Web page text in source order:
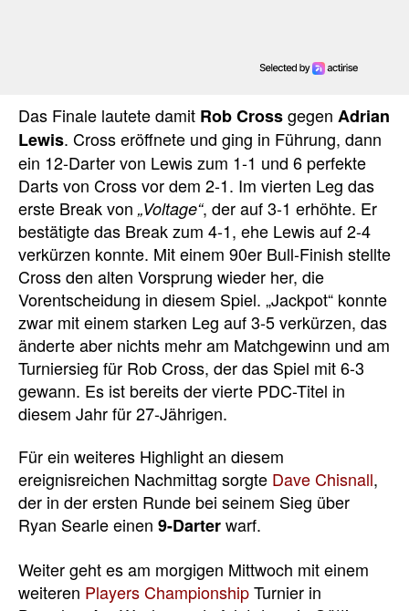
Das Finale lautete damit Rob Crossgegen Adrian
Lewis. Cross eröffnete und ging in Führung, dann
ein 12-Darter von Lewis zum 1-1 und 6 perfekte
Darts von Cross vor dem 2-1. Im vierten Leg das
erste Break von „Voltage“, der auf 3-1 erhöhte. Er
bestätigte das Break zum 4-1, ehe Lewis auf 2-4
verkürzen konnte. Mit einem 90er Bull-Finish stellte
Cross den alten Vorsprung wieder her, die
Vorentscheidung in diesem Spiel. „Jackpot“ konnte
zwar mit einem starken Leg auf 3-5 verkürzen, das
änderte aber nichts mehr am Matchgewinn und am
Turniersieg für Rob Cross, der das Spiel mit 6-3
gewann. Es ist bereits der vierte PDC-Titel in
diesem Jahr für 27-Jährigen.
Für ein weiteres Highlight an diesem
ereignisreichen Nachmittag sorgte Dave Chisnall,
der in der ersten Runde bei seinem Sieg über
Ryan Searle einen 9-Darterwarf.
Weiter geht es am morgigen Mittwoch mit einem
weiteren Players ChampionshipTurnier in